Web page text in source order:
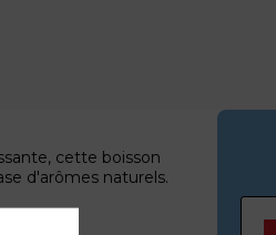
cette boisson
d'arômes naturels.